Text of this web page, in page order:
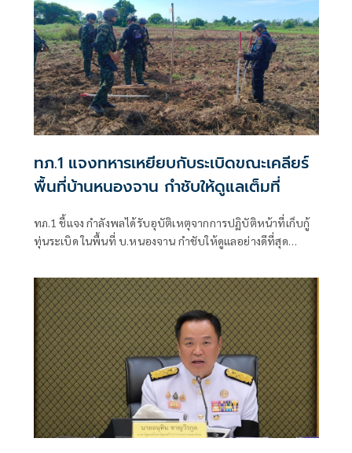
ทภ.1 แจงทหารเหยียบกับระเบิดขณะเคลียร์
พื้นที่บ้านหนองจาน กำชับให้ดูแลเต็มที่
ทภ.1 ชี้แจง กำลังพลได้รับอุบัติเหตุจากการปฏิบัติหน้าที่เก็บกู้
ทุ่นระเบิด ในพื้นที่ บ.หนองจาน กำชับให้ดูแลอย่างดีที่สุด
ปัจจุบันสร้างพื้นที่ปลอดภัยแล้ว 76.73%